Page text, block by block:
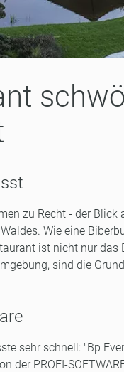
zu Recht - der
Wie eine
ist nicht nur das
sind die
sehr schnell: "Bp
PROFI-